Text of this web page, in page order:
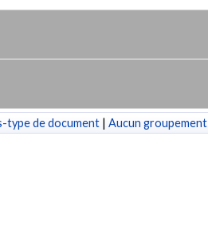
type de document | Aucun groupement